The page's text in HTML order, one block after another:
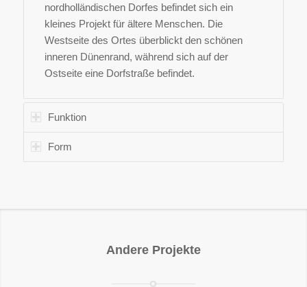
nordholländischen Dorfes befindet sich ein
kleines Projekt für ältere Menschen. Die
Westseite des Ortes überblickt den schönen
inneren Dünenrand, während sich auf der
Ostseite eine Dorfstraße befindet.
Funktion
Form
Andere Projekte